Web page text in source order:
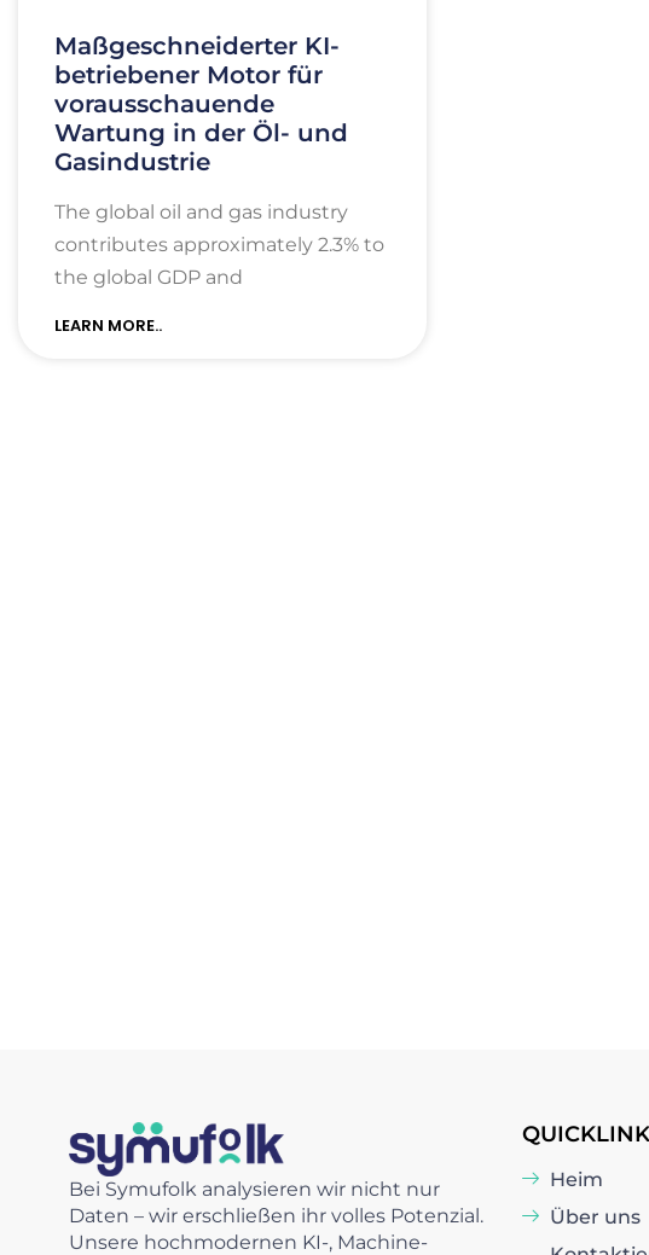
Maßgeschneiderter KI-
betriebener Motor für
vorausschauende
Wartung in der Öl- und
Gasindustrie
The global oil and gas industry
contributes approximately 2.3% to
the global GDP and
LEARN MORE..
Bei Symufolk analysieren wir nicht nur
Daten – wir erschließen ihr volles Potenzial.
Unsere hochmodernen KI-, Machine-
Heim
Über uns